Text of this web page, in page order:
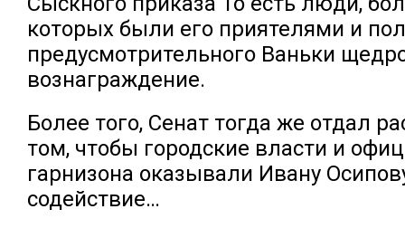
которых были его приятелями и
предусмотрительного Ваньки
вознаграждение.
Более того, Сенат тогда же отдал
том, чтобы городские власти и
гарнизона оказывали Ивану
содействие…